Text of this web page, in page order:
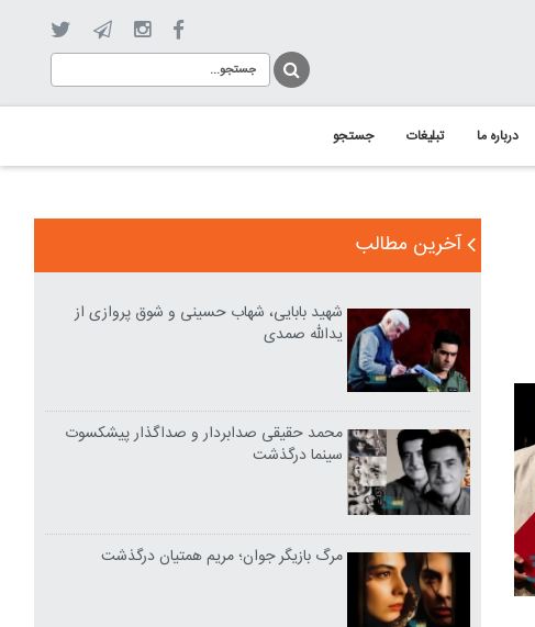
درباره ما تبلیغات جستجو
آخرین مطالب
شهید بابایی، شهاب حسینی و شوق پروازی از
یدالله صمدی
محمد حقیقی صدابردار و صداگذار پیشکسوت
سینما درگذشت
مرگ بازیگر جوان؛ مریم همتیان درگذشت